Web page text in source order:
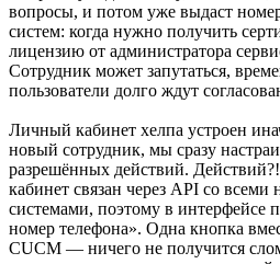
вопросы, и потом уже выдаст
систем: когда нужно получить
лицензию от администратора
Сотрудник может запутаться,
пользователи долго ждут
Личный кабинет хелпа устроен
новый сотрудник, мы сразу
разрешённых действий.
кабинет связан через API со
системами, поэтому в интерфейсе
номер телефона». Одна кнопка
CUCM — ничего не получится